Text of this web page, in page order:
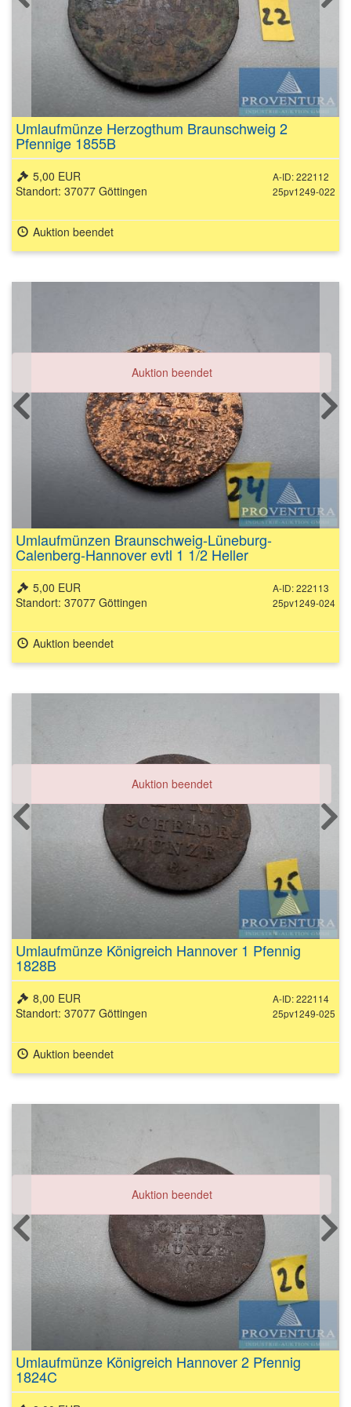
Umlaufmünze Herzogthum Braunschweig 2
Pfennige 1855B
A-ID: 222112
25pv1249-022
5,00 EUR
Standort: 37077 Göttingen
Auktion beendet
Auktion beendet
Umlaufmünzen Braunschweig-Lüneburg-
Calenberg-Hannover evtl 1 1/2 Heller
A-ID: 222113
25pv1249-024
5,00 EUR
Standort: 37077 Göttingen
Auktion beendet
Auktion beendet
Umlaufmünze Königreich Hannover 1 Pfennig
1828B
A-ID: 222114
25pv1249-025
8,00 EUR
Standort: 37077 Göttingen
Auktion beendet
Auktion beendet
Umlaufmünze Königreich Hannover 2 Pfennig
1824C